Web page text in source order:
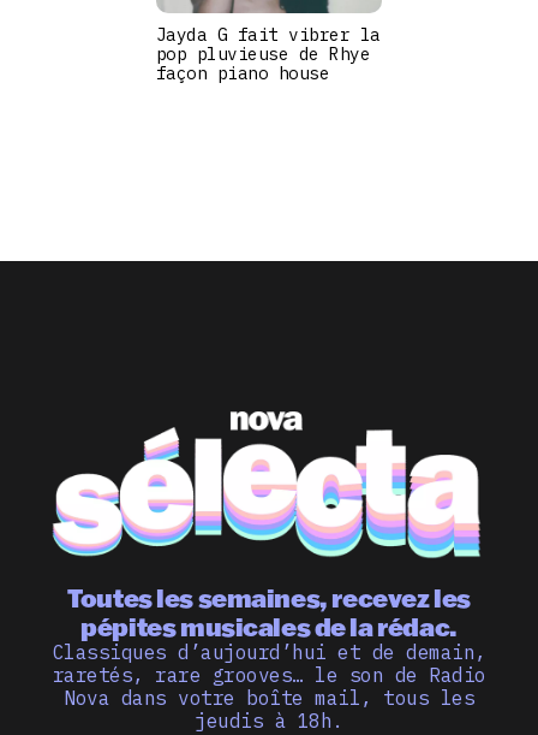
Jayda G fait vibrer la
pop pluvieuse de Rhye
façon piano house
Toutes les semaines, recevez les
pépites musicales de la rédac.
Classiques d’aujourd’hui et de demain,
raretés, rare grooves… le son de Radio
Nova dans votre boîte mail, tous les
jeudis à 18h.